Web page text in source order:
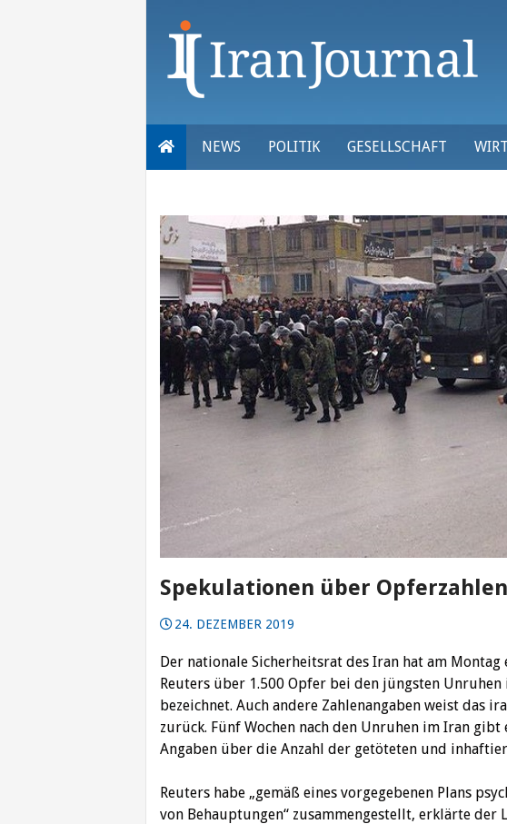
NEWS POLITIK GESELLSCHAFT
Spekulationen über Opferzahlen
24. DEZEMBER 2019
Der nationale Sicherheitsrat des Iran hat am
Reuters über 1.500 Opfer bei den jüngsten
bezeichnet. Auch andere Zahlenangaben weist das
zurück. Fünf Wochen nach den Unruhen im Iran
Angaben über die Anzahl der getöteten und
Reuters habe „gemäß eines vorgegebenen Plans
von Behauptungen“ zusammengestellt, erklärte der